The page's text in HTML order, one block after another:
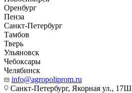
Оренбург
Пенза
Санкт-Петербург
Тамбов
Тверь
Ульяновск
Чебоксары
Челябинск
info@agropoliprom.ru
Санкт-Петербург, Якорная ул., 17Ш